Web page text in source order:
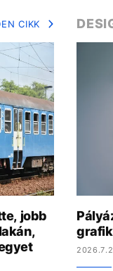
CIKK
jobb